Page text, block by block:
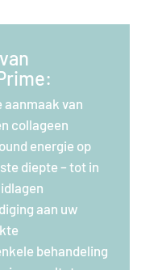
van
collageen
energie op
diepte – tot in
aan uw
behandeling